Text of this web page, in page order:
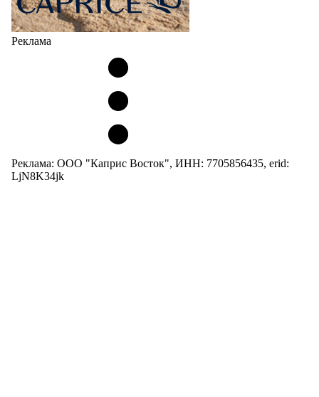
Реклама
Реклама: ООО "Каприс Восток", ИНН: 7705856435, erid:
LjN8K34jk